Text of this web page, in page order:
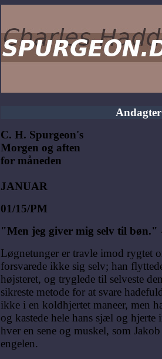
Andagter
C. H. Spurgeon's
Morgen og aften
for måneden
JANUAR
01/15/PM
"Men jeg giver mig selv til bøn."
Løgnetunger er travle imod rygtet
forsvarede ikke sig selv; han
højsteret, og tryglede til selveste
sikreste metode for at svare
ikke i en koldhjertet maneer, men
og kastede hele hans sjæl og
hver en sene og muskel, som
engelen.